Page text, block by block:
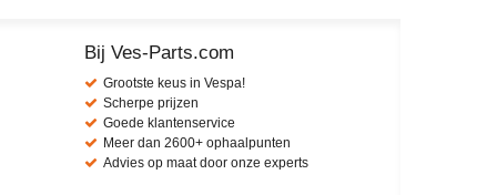
Bij Ves-Parts.com
Grootste keus in Vespa!
Scherpe prijzen
Goede klantenservice
Meer dan 2600+ ophaalpunten
Advies op maat door onze experts